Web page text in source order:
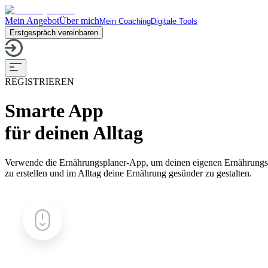
Mein AngebotÜber mich Mein CoachingDigitale Tools
Erstgespräch vereinbaren
REGISTRIEREN
Smarte App
für deinen Alltag
Verwende die Ernährungsplaner-App, um deinen eigenen
zu erstellen und im Alltag deine Ernährung gesünder zu gestalten.